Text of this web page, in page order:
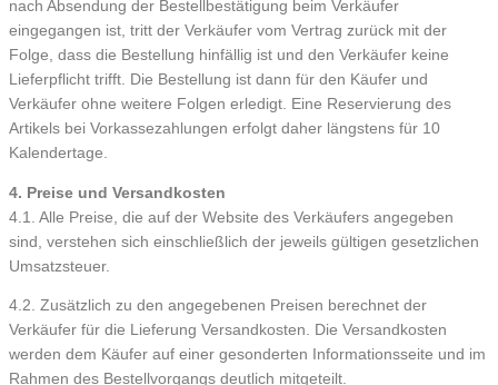
nach Absendung der Bestellbestätigung beim Verkäufer
eingegangen ist, tritt der Verkäufer vom Vertrag zurück mit der
Folge, dass die Bestellung hinfällig ist und den Verkäufer keine
Lieferpflicht trifft. Die Bestellung ist dann für den Käufer und
Verkäufer ohne weitere Folgen erledigt. Eine Reservierung des
Artikels bei Vorkassezahlungen erfolgt daher längstens für 10
Kalendertage.
4. Preise und Versandkosten
4.1. Alle Preise, die auf der Website des Verkäufers angegeben
sind, verstehen sich einschließlich der jeweils gültigen gesetzlichen
Umsatzsteuer.
4.2. Zusätzlich zu den angegebenen Preisen berechnet der
Verkäufer für die Lieferung Versandkosten. Die Versandkosten
werden dem Käufer auf einer gesonderten Informationsseite und im
Rahmen des Bestellvorgangs deutlich mitgeteilt.